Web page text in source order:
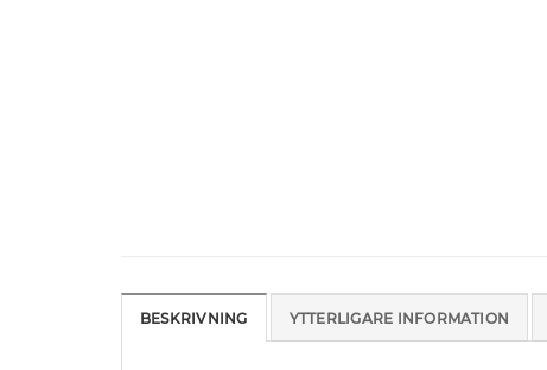
BESKRIVNING YTTERLIGARE INFORMATION